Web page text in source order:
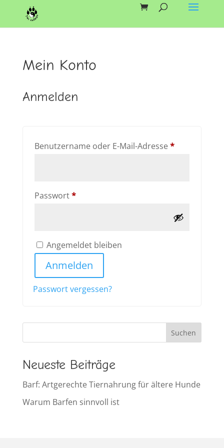
Mein Konto
Anmelden
Benutzername oder E-Mail-Adresse*Erforderlich
Passwort*Erforderlich
Angemeldet bleiben
Anmelden
Passwort vergessen?
Suchen
Neueste Beiträge
Barf: Artgerechte Tiernahrung für ältere Hunde
Warum Barfen sinnvoll ist